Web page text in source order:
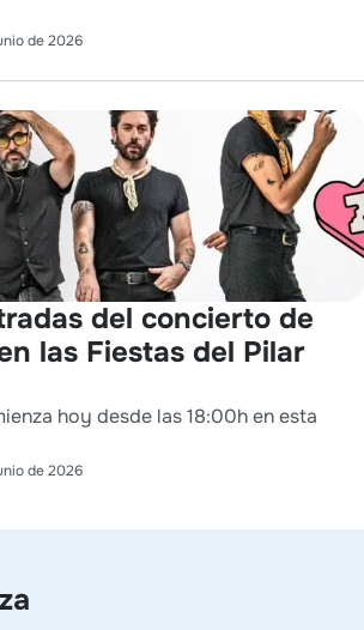
de 2026
del concierto de
las Fiestas del Pilar
hoy desde las 18:00h en esta
de 2026